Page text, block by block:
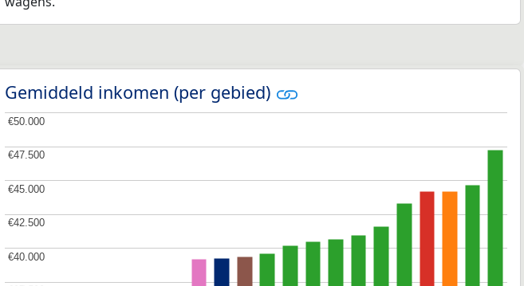
Gemiddeld inkomen (per gebied)
€40.000
€40.000
€42.500
€42.500
€45.000
€45.000
€47.500
€47.500
€50.000
€50.000